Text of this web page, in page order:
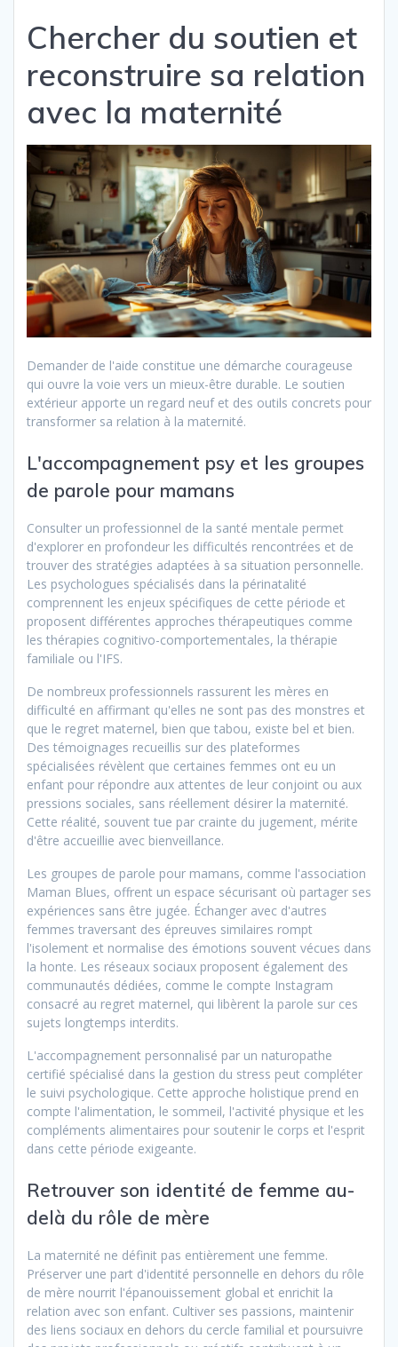
Chercher du soutien et
reconstruire sa relation
avec la maternité
Demander de l'aide constitue une démarche courageuse
qui ouvre la voie vers un mieux-être durable. Le soutien
extérieur apporte un regard neuf et des outils concrets pour
transformer sa relation à la maternité.
L'accompagnement psy et les groupes
de parole pour mamans
Consulter un professionnel de la santé mentale permet
d'explorer en profondeur les difficultés rencontrées et de
trouver des stratégies adaptées à sa situation personnelle.
Les psychologues spécialisés dans la périnatalité
comprennent les enjeux spécifiques de cette période et
proposent différentes approches thérapeutiques comme
les thérapies cognitivo-comportementales, la thérapie
familiale ou l'IFS.
De nombreux professionnels rassurent les mères en
difficulté en affirmant qu'elles ne sont pas des monstres et
que le regret maternel, bien que tabou, existe bel et bien.
Des témoignages recueillis sur des plateformes
spécialisées révèlent que certaines femmes ont eu un
enfant pour répondre aux attentes de leur conjoint ou aux
pressions sociales, sans réellement désirer la maternité.
Cette réalité, souvent tue par crainte du jugement, mérite
d'être accueillie avec bienveillance.
Les groupes de parole pour mamans, comme l'association
Maman Blues, offrent un espace sécurisant où partager ses
expériences sans être jugée. Échanger avec d'autres
femmes traversant des épreuves similaires rompt
l'isolement et normalise des émotions souvent vécues dans
la honte. Les réseaux sociaux proposent également des
communautés dédiées, comme le compte Instagram
consacré au regret maternel, qui libèrent la parole sur ces
sujets longtemps interdits.
L'accompagnement personnalisé par un naturopathe
certifié spécialisé dans la gestion du stress peut compléter
le suivi psychologique. Cette approche holistique prend en
compte l'alimentation, le sommeil, l'activité physique et les
compléments alimentaires pour soutenir le corps et l'esprit
dans cette période exigeante.
Retrouver son identité de femme au-
delà du rôle de mère
La maternité ne définit pas entièrement une femme.
Préserver une part d'identité personnelle en dehors du rôle
de mère nourrit l'épanouissement global et enrichit la
relation avec son enfant. Cultiver ses passions, maintenir
des liens sociaux en dehors du cercle familial et poursuivre